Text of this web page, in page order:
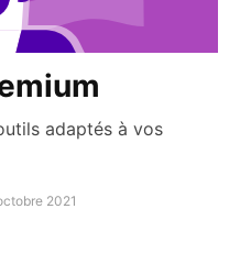
adaptés à vos
2021